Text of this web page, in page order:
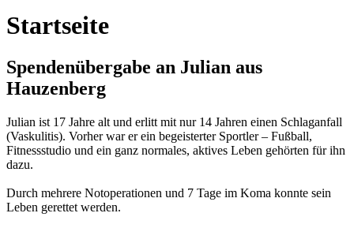
Startseite
Spendenübergabe an Julian aus
Hauzenberg
Julian ist 17 Jahre alt und erlitt mit nur 14 Jahren einen Schlaganfall
(Vaskulitis). Vorher war er ein begeisterter Sportler – Fußball,
Fitnessstudio und ein ganz normales, aktives Leben gehörten für ihn
dazu.
Durch mehrere Notoperationen und 7 Tage im Koma konnte sein
Leben gerettet werden.